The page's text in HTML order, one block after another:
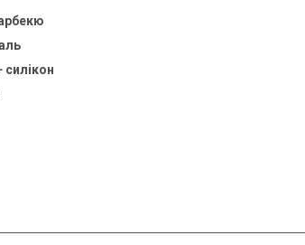
силікон